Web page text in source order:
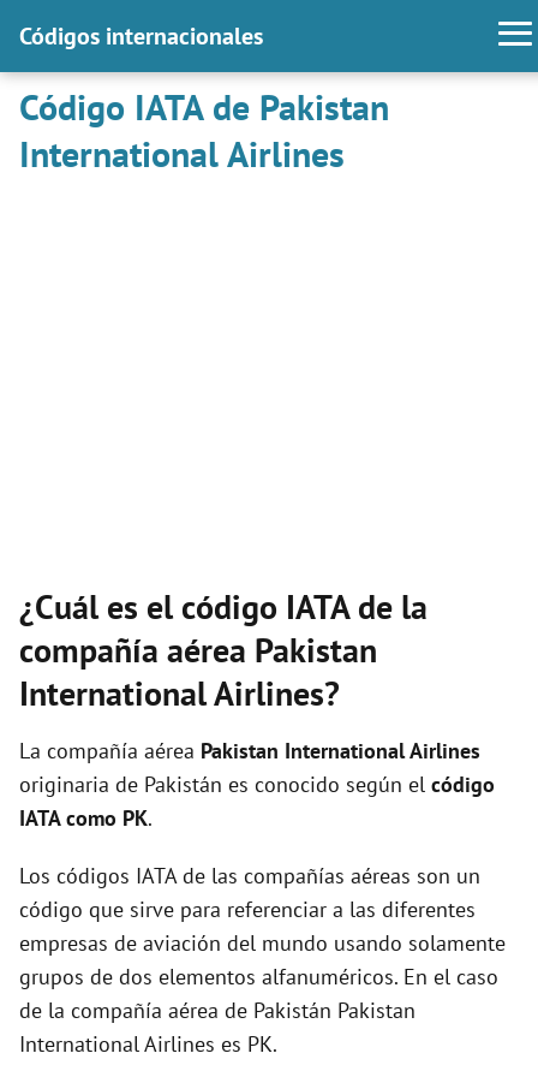
Códigos internacionales
Código IATA de Pakistan
International Airlines
¿Cuál es el código IATA de la
compañía aérea Pakistan
International Airlines?
La compañía aérea Pakistan International Airlines
originaria de Pakistán es conocido según el código
IATA como PK.
Los códigos IATA de las compañías aéreas son un
código que sirve para referenciar a las diferentes
empresas de aviación del mundo usando solamente
grupos de dos elementos alfanuméricos. En el caso
de la compañía aérea de Pakistán Pakistan
International Airlines es PK.